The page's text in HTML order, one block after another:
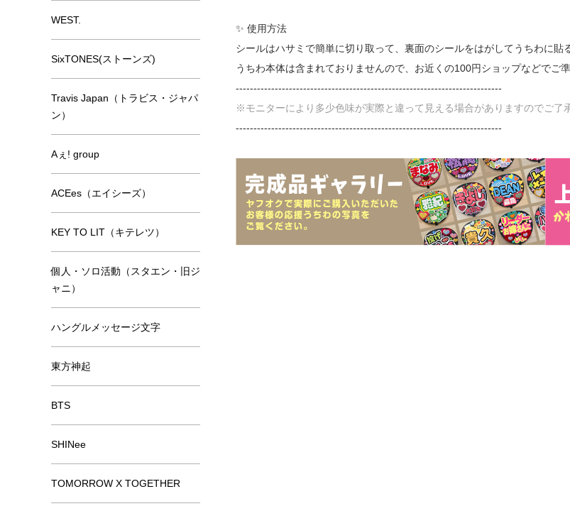
✨ 使用方法
シールはハサミで簡単に切り取って、裏面のシールをはがしてうちわに貼
うちわ本体は含まれておりませんので、お近くの100円ショップなどでご準
---------------------------------------------------------------------------
※モニターにより多少色味が実際と違って見える場合がありますのでご了
---------------------------------------------------------------------------
WEST.
SixTONES(ストーンズ)
Travis Japan（トラビス・ジャパ
ン）
Aぇ! group
ACEes（エイシーズ）
KEY TO LIT（キテレツ）
個人・ソロ活動（スタエン・旧ジ
ャニ）
ハングルメッセージ文字
東方神起
BTS
SHINee
TOMORROW X TOGETHER